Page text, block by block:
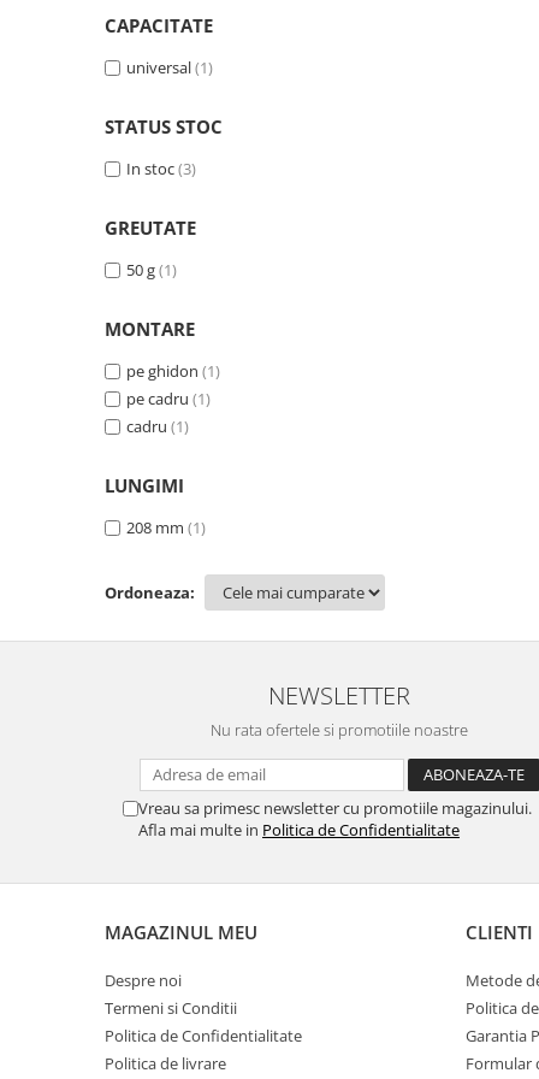
CAPACITATE
universal(1)
STATUS STOC
In stoc(3)
GREUTATE
50 g(1)
MONTARE
pe ghidon (1)
pe cadru (1)
cadru (1)
LUNGIMI
208 mm (1)
Ordoneaza:
NEWSLETTER
Nu rata ofertele si promotiile noastre
Vreau sa primesc newsletter cu promotiile magazinului.
Afla mai multe in Politica de Confidentialitate
MAGAZINUL MEU
Despre noi
Termeni si Conditii
Politica de Confidentialitate
Politica de livrare
CLIENTI
Metode
Politica
Garantia
Formular